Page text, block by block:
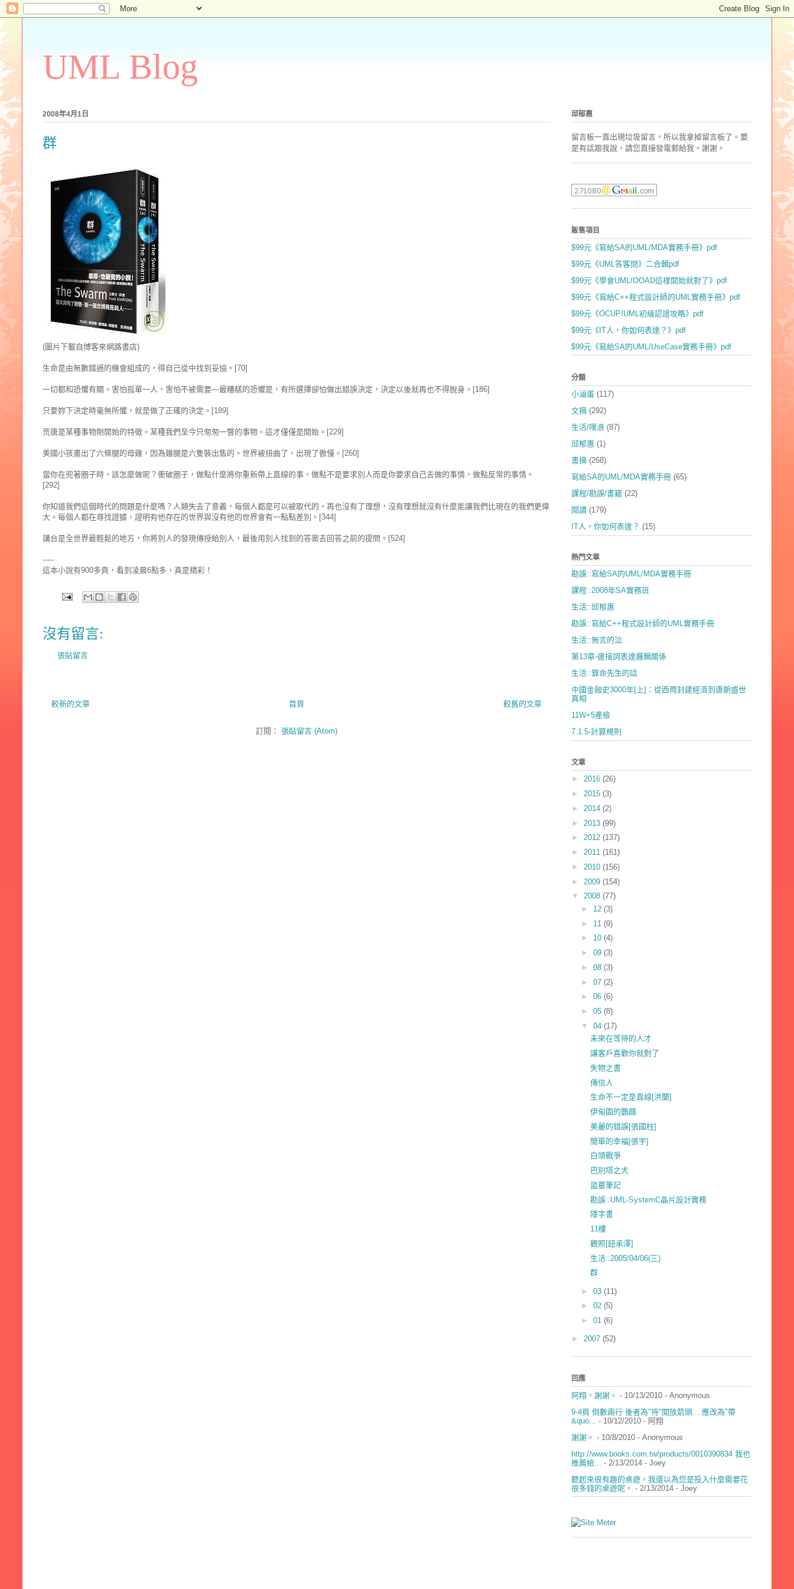
UML Blog
2008年4月1日
群
(圖片下載自博客來網路書店)
生命是由無數錯過的機會組成的，得自己從中找到妥協。[70]
一切都和恐懼有關。害怕孤單一人，害怕不被需要—最糟糕的恐懼是，有所選擇卻怕做出錯誤決定，決定以後就再也不得脫身。[186]
只要妳下決定時毫無所懼，就是做了正確的決定。[189]
荒唐是某種事物剛開始的特徵。某種我們至今只匆匆一瞥的事物。這才僅僅是開始。[229]
美國小孩畫出了六條腿的母雞，因為雞腿是六隻裝出售的。世界被扭曲了，出現了傲慢。[260]
當你在兜著圈子時，該怎麼做呢？衝破圈子，做點什麼將你重新帶上直線的事，做點不是要求別人而是你要求自己去做的事情，做點反常的事情。
[292]
你知道我們這個時代的問題是什麼嗎？人類失去了意義，每個人都是可以被取代的。再也沒有了理想，沒有理想就沒有什麼能讓我們比現在的我們更偉
大。每個人都在尋找證據，證明有他存在的世界與沒有他的世界會有一點點差別。[344]
講台是全世界最輕鬆的地方，你將別人的發現傳授給別人，最後用別人找到的答案去回答之前的提問。[524]
-----
這本小說有900多頁，看到凌晨6點多，真是精彩！
沒有留言:
張貼留言
較新的文章 較舊的文章
首頁
訂閱： 張貼留言 (Atom)
邱郁惠
留言板一直出現垃圾留言，所以我拿掉留言板了。要
是有話跟我說，請您直接發電郵給我。謝謝。
販售項目
$99元《寫給SA的UML/MDA實務手冊》pdf
$99元《UML答客問》二合輯pdf
$99元《學會UML/OOAD這樣開始就對了》pdf
$99元《寫給C++程式設計師的UML實務手冊》pdf
$99元《OCUP/UML初級認證攻略》pdf
$99元《IT人，你如何表達？》pdf
$99元《寫給SA的UML/UseCase實務手冊》pdf
分類
小滷蛋 (117)
文摘 (292)
生活/噗浪 (87)
邱郁惠 (1)
書摘 (268)
寫給SA的UML/MDA實務手冊 (65)
課程/勘誤/書籍 (22)
閱讀 (179)
IT人，你如何表達？ (15)
熱門文章
勘誤::寫給SA的UML/MDA實務手冊
課程::2008年SA實務班
生活::邱郁惠
勘誤::寫給C++程式設計師的UML實務手冊
生活::無言的泣
第13章-連接詞表達邏輯關係
生活::算命先生的話
中國金融史3000年[上]：從西周封建經濟到唐朝盛世
真相
11W+5產檢
7.1.5-計算規則
文章
► 2016 (26)
► 2015 (3)
► 2014 (2)
► 2013 (99)
► 2012 (137)
► 2011 (161)
► 2010 (156)
► 2009 (154)
▼ 2008 (77)
► 12 (3)
► 11 (9)
► 10 (4)
► 09 (3)
► 08 (3)
► 07 (2)
► 06 (6)
► 05 (8)
▼ 04 (17)
未來在等待的人才
讓客戶喜歡你就對了
失物之書
傳信人
生命不一定是直線[洪蘭]
伊甸園的鸚鵡
美麗的錯誤[張國柱]
簡單的幸福[張宇]
白領戰爭
巴別塔之犬
盜墓筆記
勘誤::UML-SystemC晶片設計實務
隱字書
11樓
觀照[鈕承澤]
生活::2005/04/06(三)
群
► 03 (11)
► 02 (5)
► 01 (6)
► 2007 (52)
回應
阿翔，謝謝。 - 10/13/2010 - Anonymous
9-4頁 倒數兩行 後者為"待"開放箭頭... 應改為"帶
&quo...
- 10/12/2010 - 阿翔
謝謝。 - 10/8/2010 - Anonymous
http://www.books.com.tw/products/0010390834 我也
推薦給...
- 2/13/2014 - Joey
聽起來很有趣的桌遊，我還以為您是投入什麼需要花
很多錢的桌遊呢。 - 2/13/2014 - Joey